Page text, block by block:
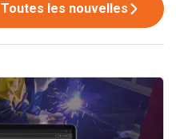
Toutes les nouvelles